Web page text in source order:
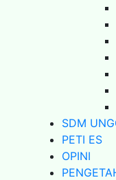
SDM
PETI ES
OPINI